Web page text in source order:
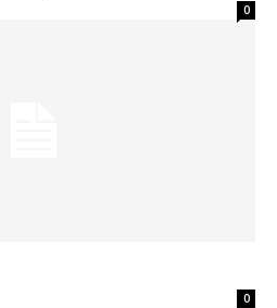
0
0